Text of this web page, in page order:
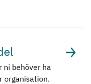
ni behöver ha
organisation.